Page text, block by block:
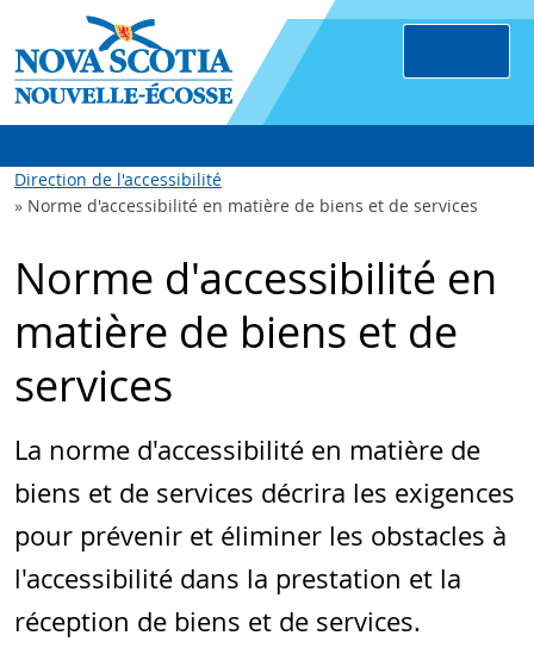
Direction de l'accessibilité
Norme d'accessibilité en matière de biens et de services
Norme d'accessibilité en
matière de biens et de
services
La norme d'accessibilité en matière de
biens et de services décrira les exigences
pour prévenir et éliminer les obstacles à
l'accessibilité dans la prestation et la
réception de biens et de services.